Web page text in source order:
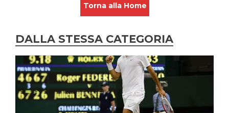
Torna alla Home
DALLA STESSA CATEGORIA